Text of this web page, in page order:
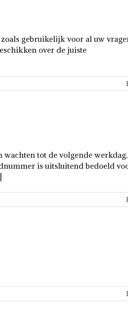
gebruikelijk voor al uw
over de juiste
tot de volgende
is uitsluitend bedoeld